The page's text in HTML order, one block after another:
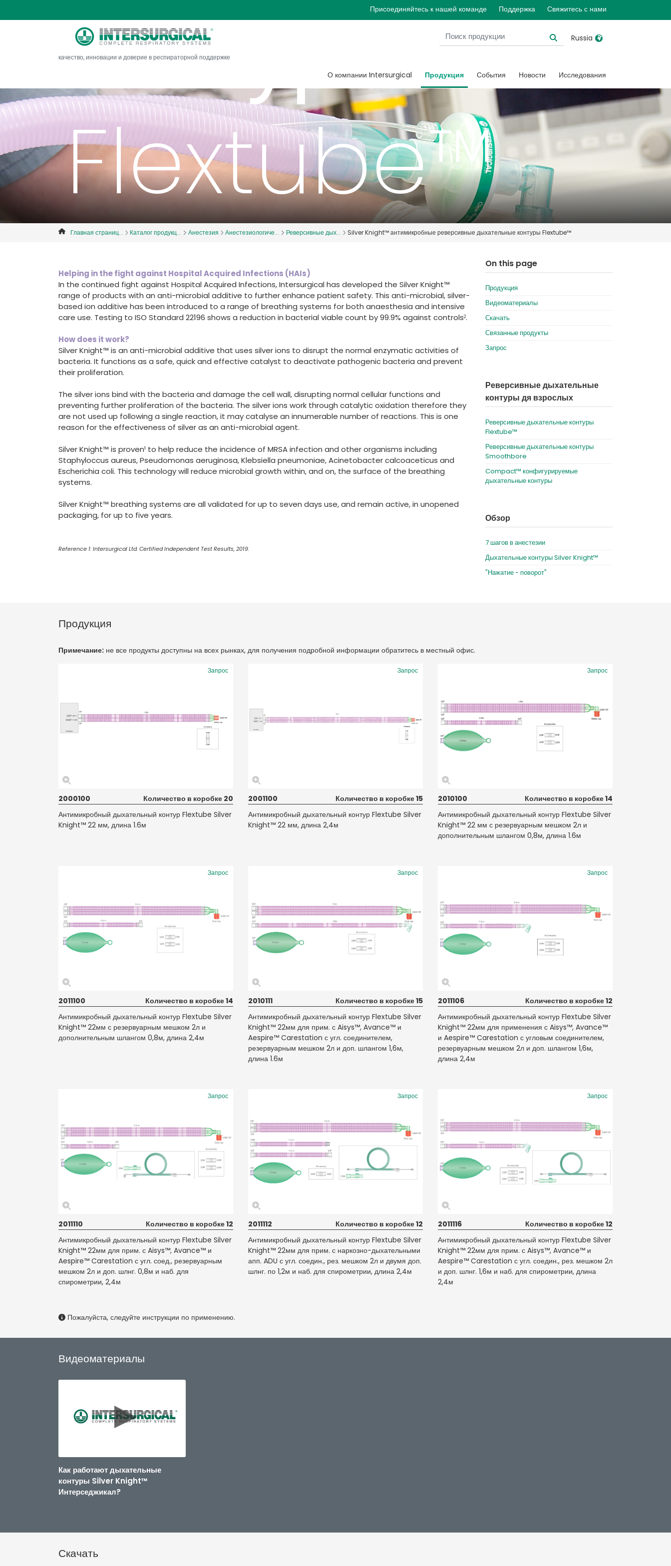
Присоединяйтесь к нашей команде Поддержка Свяжитесь с нами
качество, инновации и доверие в респираторной поддержке
Russia
United States
Australia
België, Nederlands
Belgique, Français
Canada, English
Canada, Français
China
Colombia
Denmark
Deutschland
France
Italia
Japan
Nederlands
Russia
International English
О компании Intersurgical Продукция События Новости Исследования
контуры
Flextube™
Главная страниц... Каталог продукц... Анестезия Анестезиологиче... Реверсивные дых... Silver Knight™ антимикробные реверсивные дыхательные контуры Flextube™
Helping in the fight against Hospital Acquired Infections (HAIs)
In the continued fight against Hospital Acquired Infections, Intersurgical has developed the Silver Knight™
range of products with an anti-microbial additive to further enhance patient safety. This anti-microbial, silver-
based ion additive has been introduced to a range of breathing systems for both anaesthesia and intensive
care use. Testing to ISO Standard 22196 shows a reduction in bacterial viable count by 99.9% against controls2.
How does it work?
Silver Knight™ is an anti-microbial additive that uses silver ions to disrupt the normal enzymatic activities of
bacteria. It functions as a safe, quick and effective catalyst to deactivate pathogenic bacteria and prevent
their proliferation.
The silver ions bind with the bacteria and damage the cell wall, disrupting normal cellular functions and
preventing further proliferation of the bacteria. The silver ions work through catalytic oxidation therefore they
are not used up following a single reaction, it may catalyse an innumerable number of reactions. This is one
reason for the effectiveness of silver as an anti-microbial agent.
Silver Knight™ is proven¹ to help reduce the incidence of MRSA infection and other organisms including
Staphyloccus aureus, Pseudomonas aeruginosa, Klebsiella pneumoniae, Acinetobacter calcoaceticus and
Escherichia coli. This technology will reduce microbial growth within, and on, the surface of the breathing
systems.
Silver Knight™ breathing systems are all validated for up to seven days use, and remain active, in unopened
packaging, for up to five years.
Reference 1: Intersurgical Ltd. Certified Independent Test Results, 2019.
On this page
Продукция
Видеоматериалы
Скачать
Связанные продукты
Запрос
Реверсивные дыхательные
контуры дя взрослых
Реверсивные дыхательные контуры
Flextube™
Реверсивные дыхательные контуры
Smoothbore
Compact™ конфигурируемые
дыхательные контуры
Обзор
7 шагов в анестезии
Дыхательные контуры Silver Knight™
"Нажатие - поворот"
Продукция
Примечание: не все продукты доступны на всех рынках, для получения подробной информации обратитесь в местный офис.
Запрос
2000100
Количество в коробке 20
Антимикробный дыхательный контур Flextube Silver
Knight™ 22 мм, длина 1.6м
Запрос
2001100
Количество в коробке 15
Антимикробный дыхательный контур Flextube Silver
Knight™ 22 мм, длина 2,4м
Запрос
2010100
Количество в коробке 14
Антимикробный дыхательный контур Flextube Silver
Knight™ 22 мм с резервуарным мешком 2л и
дополнительным шлангом 0,8м, длина 1.6м
Запрос
2011100
Количество в коробке 14
Антимикробный дыхательный контур Flextube Silver
Knight™ 22мм с резервуарным мешком 2л и
дополнительным шлангом 0,8м, длина 2,4м
Запрос
2010111
Количество в коробке 15
Антимикробный дыхательный контур Flextube Silver
Knight™ 22мм для прим. с Aisys™, Avance™ и
Aespire™ Carestation с угл. соединителем,
резервуарным мешком 2л и доп. шлангом 1,6м,
длина 1.6м
Запрос
2011106
Количество в коробке 12
Антимикробный дыхательный контур Flextube Silver
Knight™ 22мм для применения с Aisys™, Avance™
и Aespire™ Carestation с угловым соединителем,
резервуарным мешком 2л и доп. шлангом 1,6м,
длина 2,4м
Запрос
2011110
Количество в коробке 12
Антимикробный дыхательный контур Flextube Silver
Knight™ 22мм для прим. с Aisys™, Avance™ и
Aespire™ Carestation с угл. соед., резервуарным
мешком 2л и доп. шлнг. 0,8м и наб. для
спирометрии, 2,4м
Запрос
2011112
Количество в коробке 12
Антимикробный дыхательный контур Flextube Silver
Knight™ 22мм для прим. с наркозно-дыхательными
апп. ADU с угл. соедин., рез. мешком 2л и двумя доп.
шлнг. по 1,2м и наб. для спирометрии, длина 2,4м
Запрос
2011116
Количество в коробке 12
Антимикробный дыхательный контур Flextube Silver
Knight™ 22мм для прим. с Aisys™, Avance™ и
Aespire™ Carestation с угл. соедин., рез. мешком 2л
и доп. шлнг. 1,6м и наб. для спирометрии, длина
2,4м
Пожалуйста, следуйте инструкции по применению.
Видеоматериалы
Как работают дыхательные
контуры Silver Knight™
Интерседжикал?
Скачать